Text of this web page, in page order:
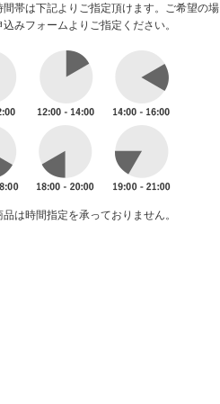
間帯は下記よりご指定頂けます。ご希望の場
みフォームよりご指定ください。
は時間指定を承っておりません。